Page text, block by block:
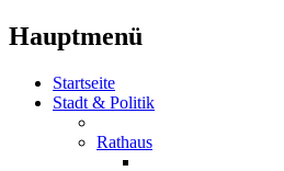
Hauptmenü
Startseite
Stadt & Politik
Rathaus